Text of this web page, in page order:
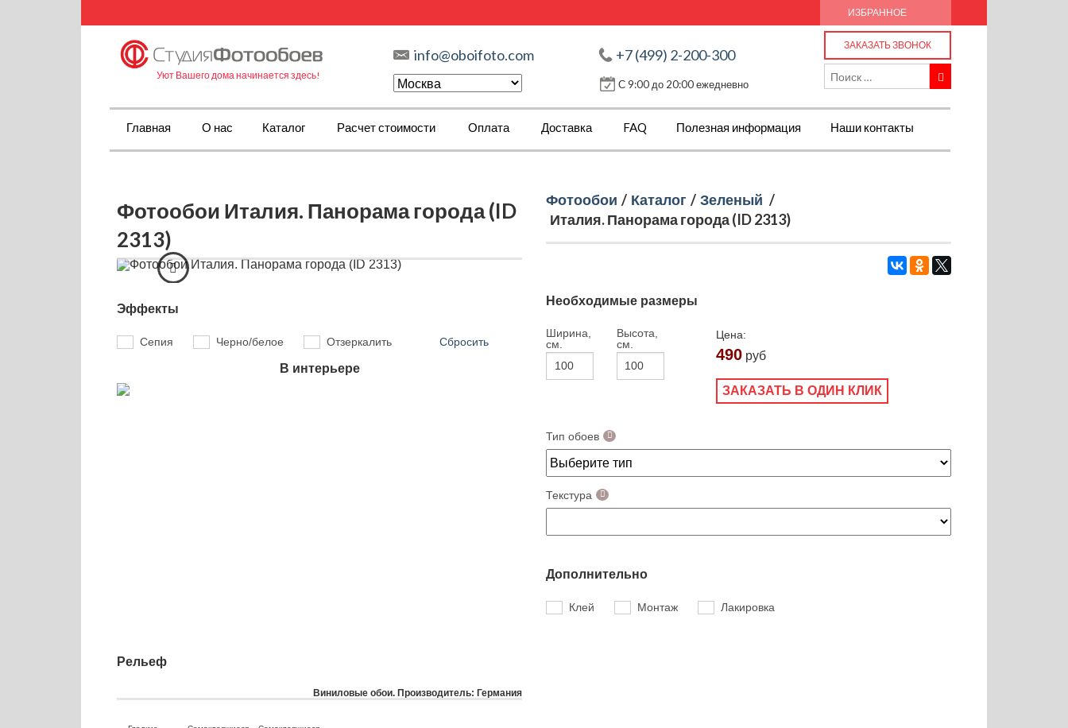
ИЗБРАННОЕ
Уют Вашего дома начинается здесь!
info@oboifoto.com +7 (499) 2-200-300
С 9:00 до 20:00 ежедневно
ЗАКАЗАТЬ ЗВОНОК
Главная О нас Каталог Расчет стоимости Оплата Доставка FAQ Полезная информация Наши контакты
Фотообои Италия. Панорама города (ID
2313)
Эффекты
Сепия Черно/белое Отзеркалить Сбросить
В интерьере
Фотообои / Каталог / Зеленый /
Италия. Панорама города (ID 2313)
Необходимые размеры
Ширина,
см.
Высота,
см.
Цена:
490 руб
ЗАКАЗАТЬ В ОДИН КЛИК
Тип обоев
Текстура
Дополнительно
Клей Монтаж Лакировка
Рельеф
Виниловые обои. Производитель: Германия